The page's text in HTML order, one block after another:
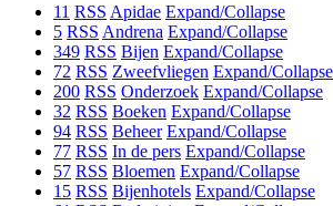
11 RSS Apidae Expand/Collapse
5 RSS Andrena Expand/Collapse
349 RSS Bijen Expand/Collapse
72 RSS Zweefvliegen Expand/Collapse
200 RSS Onderzoek Expand/Collapse
32 RSS Boeken Expand/Collapse
94 RSS Beheer Expand/Collapse
77 RSS In de pers Expand/Collapse
57 RSS Bloemen Expand/Collapse
15 RSS Bijenhotels Expand/Collapse